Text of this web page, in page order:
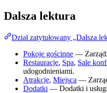
Dalsza lektura
Dział zatytułowany „Dalsza
Pokoje gościnne —
Restauracje, Spa, Sale
udogodnieniami.
Atrakcje, Miejsca —
Dodatki — Dodatki i